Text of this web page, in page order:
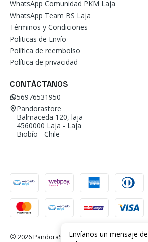
WhatsApp Comunidad PKM Laja
WhatsApp Team BS Laja
Términos y Condiciones
Politicas de Envío
Política de reembolso
Política de privacidad
CONTÁCTANOS
56976531950
Pandorastore
Balmaceda 120, laja
4560000 Laja - Laja
Biobío - Chile
2026 PandoraStore.Envíanos un mensaje de